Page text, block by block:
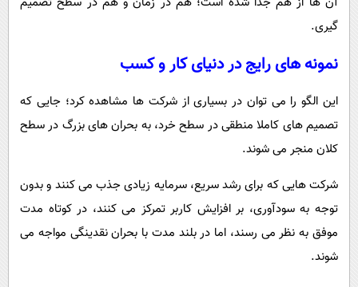
گیری.
نمونه های رایج در دنیای کار و کسب
این الگو را می توان در بسیاری از شرکت ها مشاهده کرد؛ جایی که
تصمیم های کاملا منطقی در سطح خرد، به بحران های بزرگ در سطح
کلان منجر می شوند.
شرکت هایی که برای رشد سریع، سرمایه زیادی جذب می کنند و بدون
توجه به سودآوری، بر افزایش کاربر تمرکز می کنند، در کوتاه مدت
موفق به نظر می رسند، اما در بلند مدت با بحران نقدینگی مواجه می
شوند.